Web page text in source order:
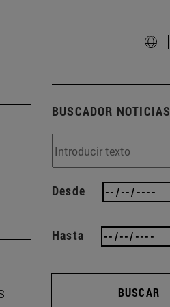
BUSCADOR NOTICIAS
Desde
Hasta
BUSCAR